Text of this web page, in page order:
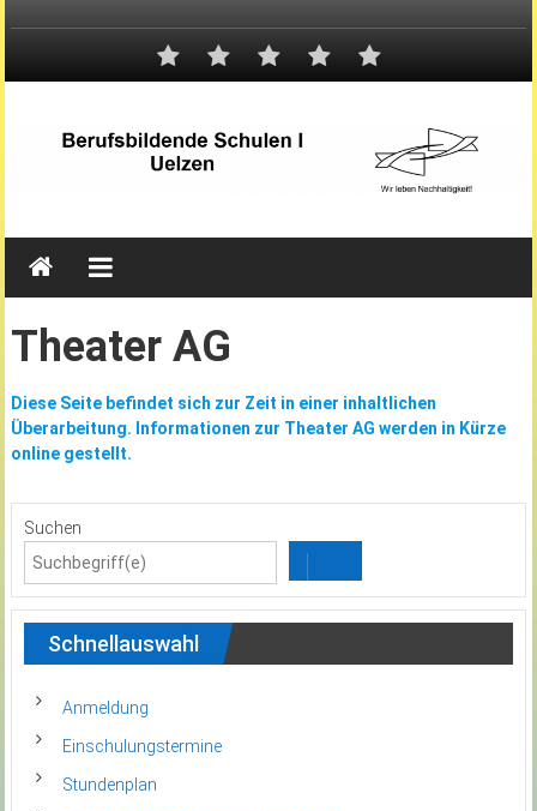
Theater AG
Diese Seite befindet sich zur Zeit in einer inhaltlichen
Überarbeitung. Informationen zur Theater AG werden in Kürze
online gestellt.
Suchen
Schnellauswahl
Anmeldung
Einschulungstermine
Stundenplan